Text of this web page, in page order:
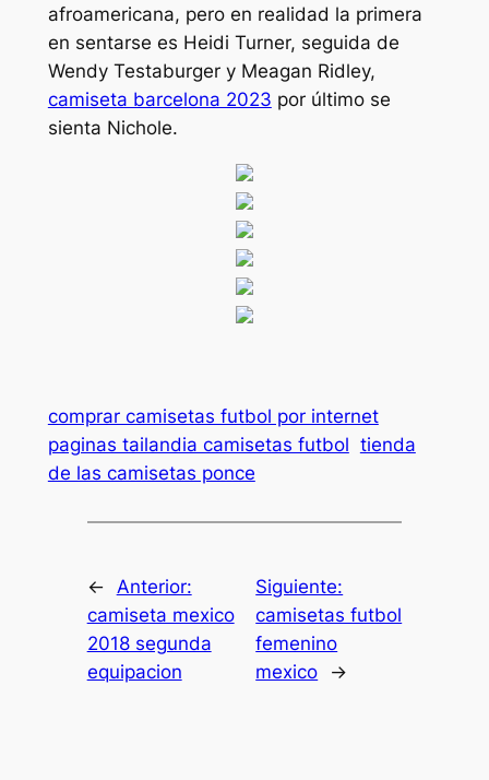
afroamericana, pero en realidad la primera
en sentarse es Heidi Turner, seguida de
Wendy Testaburger y Meagan Ridley,
camiseta barcelona 2023 por último se
sienta Nichole.
comprar camisetas futbol por internet
paginas tailandia camisetas futbol tienda
de las camisetas ponce
←
Anterior:
camiseta mexico
2018 segunda
equipacion
Siguiente:
camisetas futbol
femenino
mexico
→